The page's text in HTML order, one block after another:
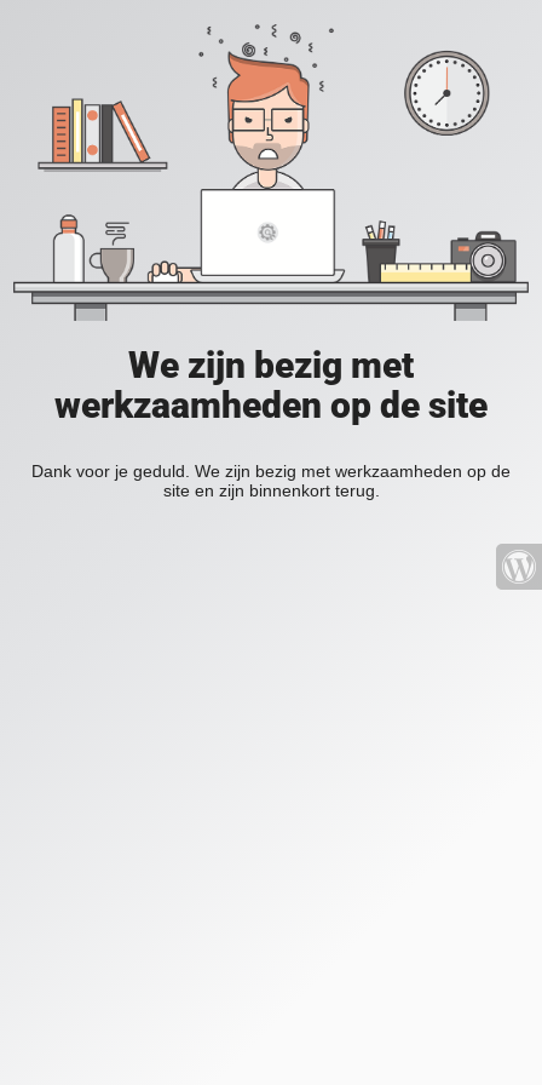
We zijn bezig met
werkzaamheden op de site
Dank voor je geduld. We zijn bezig met werkzaamheden op de
site en zijn binnenkort terug.